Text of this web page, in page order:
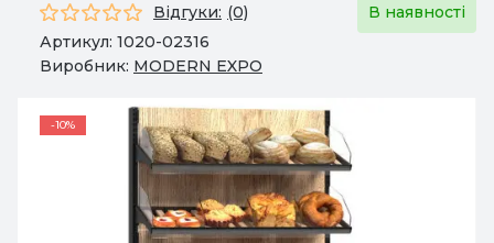
Відгуки: (0)
В наявності
Артикул: 1020-02316
Виробник: MODERN EXPO
-10%